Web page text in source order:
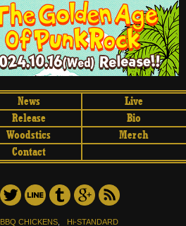
News
Live
Release
Bio
Woodstics
Merch
Contact
BBQ CHICKENS, Hi-STANDARD